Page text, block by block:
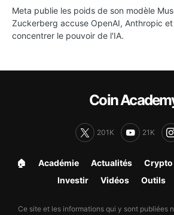
Meta publie les poids de son modèle
Zuckerberg accuse OpenAI, Anthropic
concentrer le pouvoir de l'IA.
Coin
201K 21K
🏠︎ Académie Actualités Crypto
Investir Vidéos Outils
Ce site et les informations qui y sont publiées